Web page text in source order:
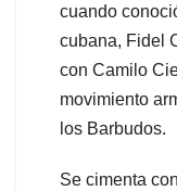
cuando
cubana, Fidel
con Camilo
movimiento
los Barbudos.
Se cimenta